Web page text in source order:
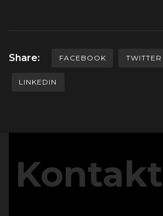
Share: FACEBOOK TWITTER
LINKEDIN
Kontakt